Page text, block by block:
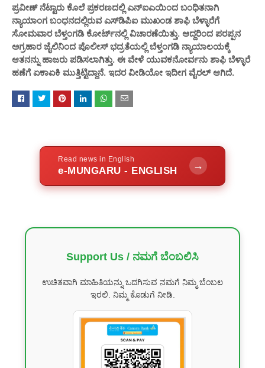
ಪ್ರವೀಣ್ ನೆಟ್ಟಾರು ಕೊಲೆ ಪ್ರಕರಣದಲ್ಲಿ ಎನ್ಐಎ‌ಯಿಂದ ಬಂಧಿತನಾಗಿ
ನ್ಯಾಯಾಂಗ ಬಂಧನದಲ್ಲಿರುವ ಎಸ್‌ಡಿಪಿಐ ಮುಖಂಡ ಶಾಫಿ ಬೆಳ್ಳಾರೆಗೆ
ಸೋಮವಾರ ಬೆಳ್ತಂಗಡಿ ಕೋರ್ಟ್‌ನಲ್ಲಿ ವಿಚಾರಣೆಯಿತ್ತು. ಆದ್ದರಿಂದ ಪರಪ್ಪನ
ಅಗ್ರಹಾರ ಜೈಲಿನಿಂದ ಪೊಲೀಸ್ ಭದ್ರತೆಯಲ್ಲಿ ಬೆಳ್ತಂಗಡಿ ನ್ಯಾಯಾಲಯಕ್ಕೆ
ಆತನನ್ನು ಹಾಜರು ಪಡಿಸಲಾಗಿತ್ತು. ಈ ವೇಳೆ ಯುವಕನೋರ್ವನು ಶಾಫಿ ಬೆಳ್ಳಾರೆ
ಹಣೆಗೆ ಏಕಾಏಕಿ ಮುತ್ತಿಟ್ಟಿದ್ದಾನೆ. ಇದರ ವೀಡಿಯೋ ಇದೀಗ ವೈರಲ್ ಆಗಿದೆ.
Read news in English
e-MUNGARU - ENGLISH →
Support Us / ನಮಗೆ ಬೆಂಬಲಿಸಿ
ಉಚಿತವಾಗಿ ಮಾಹಿತಿಯನ್ನು ಒದಗಿಸುವ ನಮಗೆ ನಿಮ್ಮ ಬೆಂಬಲ
ಇರಲಿ. ನಿಮ್ಮ ಕೊಡುಗೆ ನೀಡಿ.